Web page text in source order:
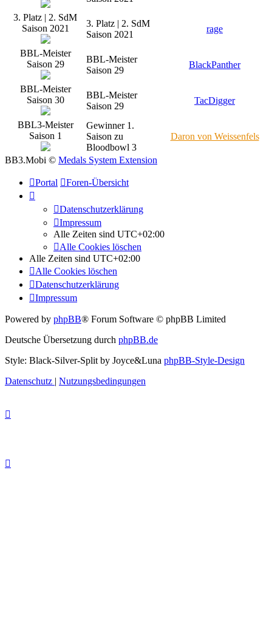
3. Platz | 2. SdM
Saison 2021
3. Platz | 2. SdM
Saison 2021
rage
BBL-Meister
Saison 29
BBL-Meister
Saison 29
BlackPanther
BBL-Meister
Saison 30
BBL-Meister
Saison 29
TacDigger
BBL3-Meister
Saison 1
Gewinner 1.
Saison zu
Bloodbowl 3
Daron von Weissenfels
BB3.Mobi © Medals System Extension
Portal Foren-Übersicht
Datenschutzerklärung
Impressum
Alle Zeiten sind UTC+02:00
Alle Cookies löschen
Alle Zeiten sind UTC+02:00
Alle Cookies löschen
Datenschutzerklärung
Impressum
Powered by phpBB® Forum Software © phpBB Limited
Deutsche Übersetzung durch phpBB.de
Style: Black-Silver-Split by Joyce&Luna phpBB-Style-Design
Datenschutz | Nutzungsbedingungen